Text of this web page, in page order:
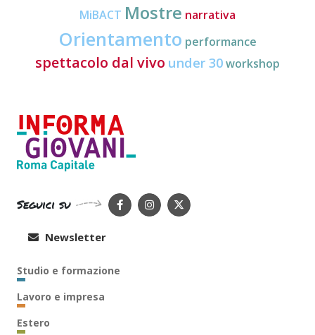
MiBACT Mostre narrativa
Orientamento performance
spettacolo dal vivo under 30workshop
Seguici su
Newsletter
Studio e formazione
Lavoro e impresa
Estero